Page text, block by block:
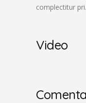
complectitur
Video